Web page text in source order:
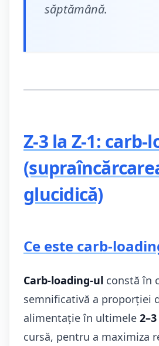
săptămână.
Z-3 la Z-1: carb-
glucidică)
Ce este carb-
Carb-loading-ul constă în
semnificativă a proporției
alimentație în ultimele
cursă, pentru a maximiza